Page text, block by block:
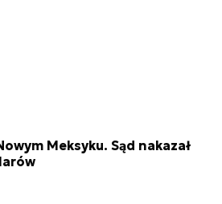
Meksyku. Sąd nakazał